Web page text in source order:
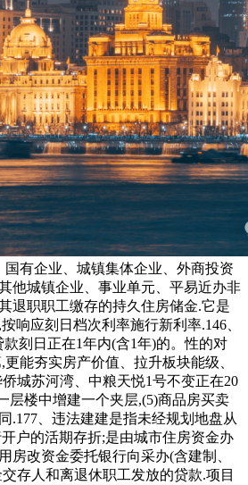
国有企业、城镇集体企业、外商投资
他城镇企业、事业单元、平易近办非
退职职工缴存的持久住房储金.它是
响应刻日档次利率施行新利率.146、
刻日正在1年内(含1年)的。性的对
能夯实房产价值、拉升板块能级、
城苏河湾、中粮天悦1号不变正在20
层楼中增建一个夹层,(5)商品房买卖
.177、违法建建是指未经规划地盘从
户的活期存折;是由城市住房资金办
房改资金委托银行向采办(含建制、
存人和离退休职工发放的贷款.项目